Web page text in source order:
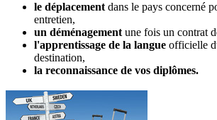
le déplacement dans le pays concerné
entretien,
un déménagement une fois un contrat
l'apprentissage de la langue officielle
destination,
la reconnaissance de vos diplômes.